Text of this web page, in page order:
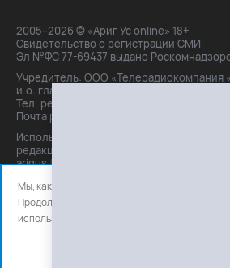
2005–2026 © «Ариг Ус online» 18+
Свидетельство о регистрации СМИ
Эл №ФС 77-69437 выдано
Учредитель: ООО «Телерадиокомпания
и.о. главного редактора: Маханова О.Б.
Тел. peдakции: +7(3012)21-30-14,
Почта peдakции: editor@arigus.tv
Использование материалов только с
редакции. При цитировании прямая
arigus.tv обязательна.
Мы, как и все используем файлы cookie и
Продолжая использовать сайт, вы
использования